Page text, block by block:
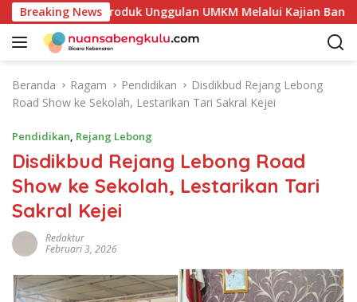
a
Breaking News
Potensi Produk Unggulan UMKM Melalui Kajian Bank
Beranda Ragam Pendidikan
Disdikbud Rejang Lebong
Road Show ke Sekolah, Lestarikan Tari Sakral Kejei
Pendidikan, Rejang Lebong
Disdikbud Rejang Lebong Road
Show ke Sekolah, Lestarikan Tari
Sakral Kejei
Redaktur
Februari 3, 2026